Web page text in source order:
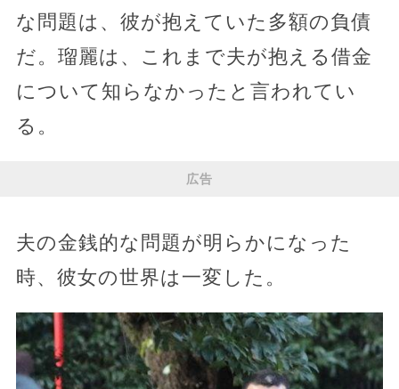
な問題は、彼が抱えていた多額の負債
だ。瑠麗は、これまで夫が抱える借金
について知らなかったと言われてい
る。
広告
夫の金銭的な問題が明らかになった
時、彼女の世界は一変した。